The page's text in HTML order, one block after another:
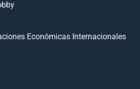
Económicas Internacionales